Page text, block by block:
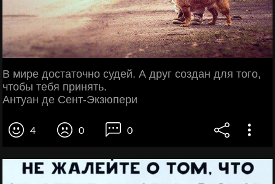
В мире достаточно судей. А друг создан для того,
чтобы тебя принять.
Антуан де Сент-Экзюпери
4 0 0